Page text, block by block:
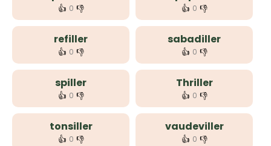
👍 0 👎 👍 0 👎
refiller
👍 0 👎
sabadiller
👍 0 👎
spiller
👍 0 👎
Thriller
👍 0 👎
tonsiller
👍 0 👎
vaudeviller
👍 0 👎